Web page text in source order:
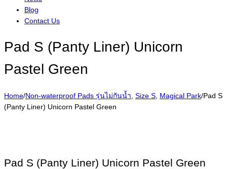
Blog
Contact Us
Pad S (Panty Liner) Unicorn
Pastel Green
Home/Non-waterproof Pads รุ่นไม่กันน้ำ Size S Magical Park/Pad S
(Panty Liner) Unicorn Pastel Green
Pad S (Panty Liner) Unicorn Pastel Green